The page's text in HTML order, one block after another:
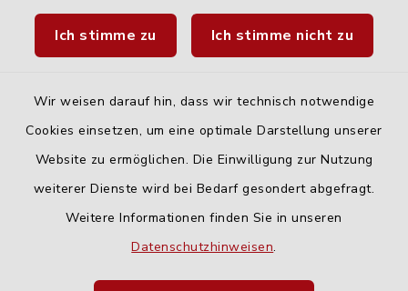
Ich stimme zu Ich stimme nicht zu
Wir weisen darauf hin, dass wir technisch notwendige
Cookies einsetzen, um eine optimale Darstellung unserer
Website zu ermöglichen. Die Einwilligung zur Nutzung
weiterer Dienste wird bei Bedarf gesondert abgefragt.
Weitere Informationen finden Sie in unseren
Datenschutzhinweisen.
Fahrplanauskunft DING
Barrierefreiheit